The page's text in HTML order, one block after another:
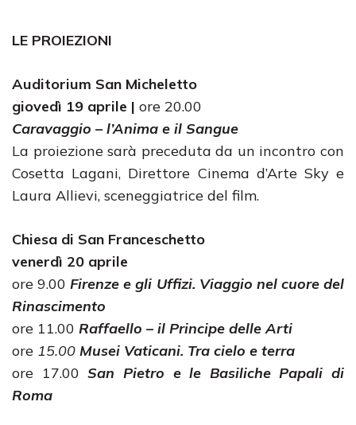
LE PROIEZIONI
Auditorium San Micheletto
giovedì 19 aprile | ore 20.00
Caravaggio – l’Anima e il Sangue
La proiezione sarà preceduta da un incontro con
Cosetta Lagani, Direttore Cinema d’Arte Sky e
Laura Allievi, sceneggiatrice del film.
Chiesa di San Franceschetto
venerdì 20 aprile
ore 9.00Firenze e gli Uffizi. Viaggio nel cuore del
Rinascimento
ore 11.00 Raffaello – il Principe delle Arti
ore 15.00 Musei Vaticani. Tra cielo e terra
ore 17.00San Pietro e le Basiliche Papali di
Roma